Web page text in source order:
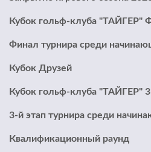
Кубок гольф-клуба "ТАЙГЕР"
Финал турнира среди
Кубок Друзей
Кубок гольф-клуба "ТАЙГЕР"
3-й этап турнира среди
Квалификационный раунд